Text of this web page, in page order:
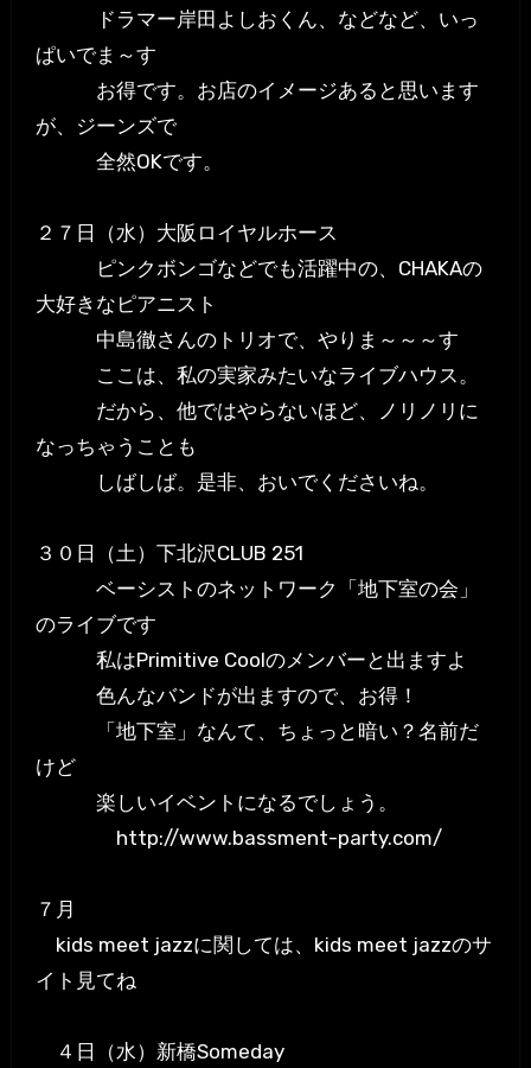
ドラマー岸田よしおくん、などなど、いっ
ぱいでま～す
お得です。お店のイメージあると思います
が、ジーンズで
全然OKです。
２７日（水）大阪ロイヤルホース
ピンクボンゴなどでも活躍中の、CHAKAの
大好きなピアニスト
中島徹さんのトリオで、やりま～～～す
ここは、私の実家みたいなライブハウス。
だから、他ではやらないほど、ノリノリに
なっちゃうことも
しばしば。是非、おいでくださいね。
３０日（土）下北沢CLUB 251
ベーシストのネットワーク「地下室の会」
のライブです
私はPrimitive Coolのメンバーと出ますよ
色んなバンドが出ますので、お得！
「地下室」なんて、ちょっと暗い？名前だ
けど
楽しいイベントになるでしょう。
http://www.bassment-party.com/
７月
kids meet jazzに関しては、kids meet jazzのサ
イト見てね
４日（水）新橋Someday